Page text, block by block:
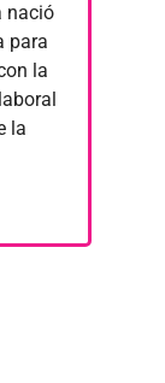
nació
para
la
la